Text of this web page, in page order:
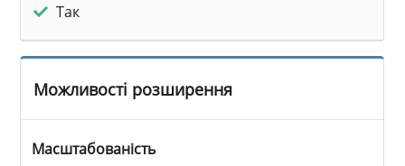
Так
Можливості розширення
Масштабованість